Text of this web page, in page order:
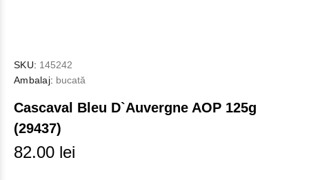
SKU: 145242
Ambalaj: bucată
Cascaval Bleu D`Auvergne AOP 125g
(29437)
82.00 lei